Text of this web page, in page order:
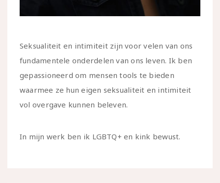
Seksualiteit en intimiteit zijn voor velen van ons
fundamentele onderdelen van ons leven. Ik ben
gepassioneerd om mensen tools te bieden
waarmee ze hun eigen seksualiteit en intimiteit
vol overgave kunnen beleven.
In mijn werk ben ik LGBTQ+ en kink bewust.